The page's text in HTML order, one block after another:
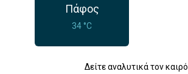
Πάφος
34 °C
Δείτε αναλυτικά τον καιρό